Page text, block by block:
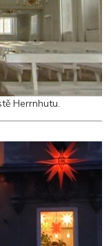
Herrnhutu.